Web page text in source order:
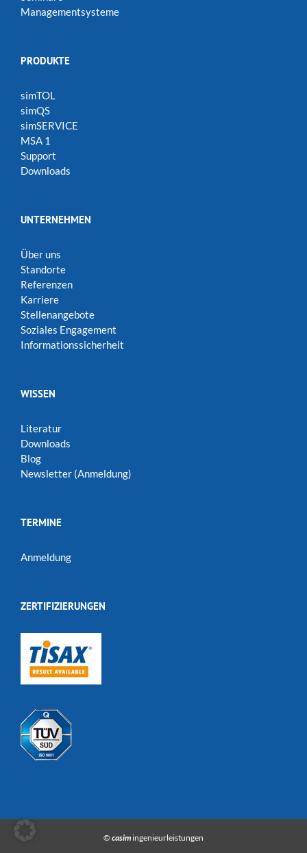
Managementsysteme
PRODUKTE
simTOL
simQS
simSERVICE
MSA 1
Support
Downloads
UNTERNEHMEN
Über uns
Standorte
Referenzen
Karriere
Stellenangebote
Soziales Engagement
Informationssicherheit
WISSEN
Literatur
Downloads
Blog
Newsletter (Anmeldung)
TERMINE
Anmeldung
ZERTIFIZIERUNGEN
© casim ingenieurleistungen